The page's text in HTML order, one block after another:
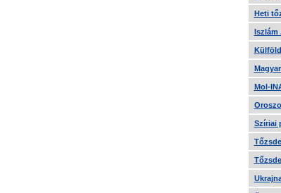
Heti
Iszlám
Mol-
Szíriai